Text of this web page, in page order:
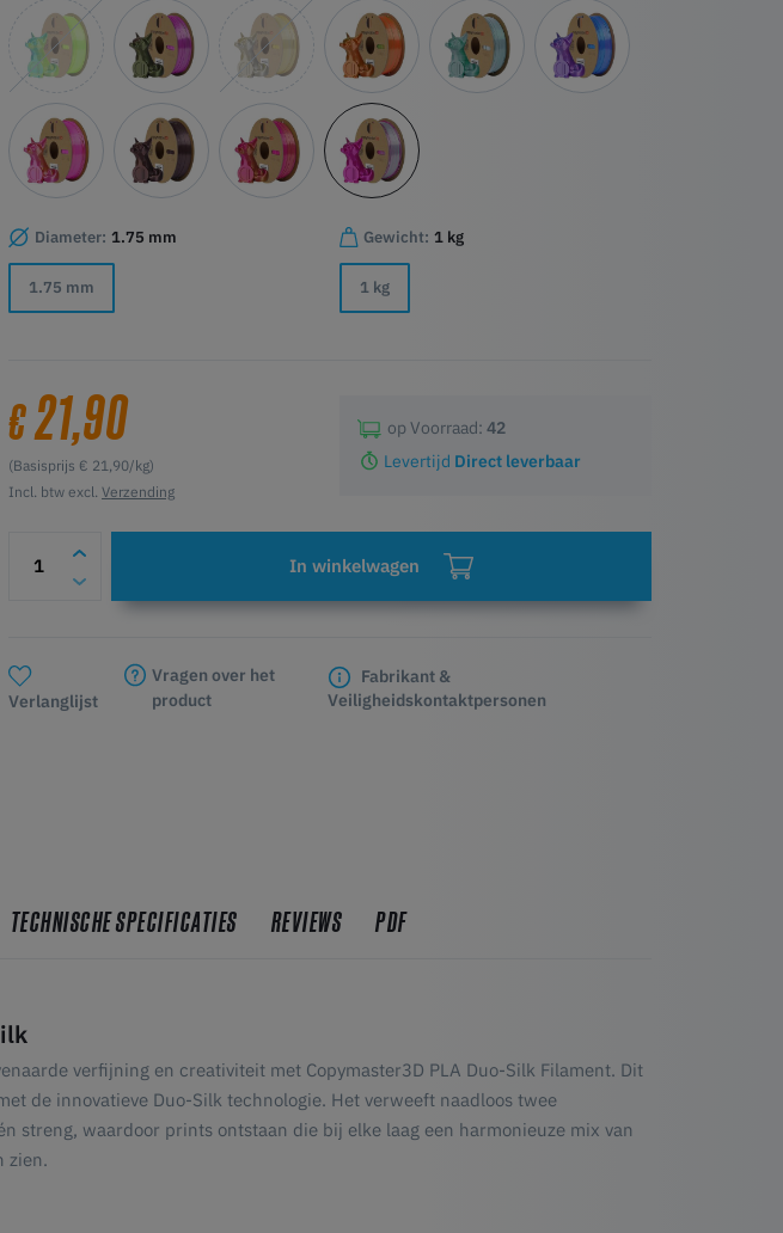
Diameter: 1.75 mm
1.75 mm
Gewicht: 1 kg
1 kg
€21,90
(Basisprijs € 21,90/kg)
Incl. btw excl. Verzending
op Voorraad: 42
Levertijd Direct leverbaar
In winkelwagen
Verlanglijst
Vragen over het
product
Fabrikant &
Veiligheidskontaktpersonen
TECHNISCHE SPECIFICATIES REVIEWS PDF
verfijning en creativiteit met Copymaster3D PLA Duo-Silk Filament. Dit
de innovatieve Duo-Silk technologie. Het verweeft naadloos twee
streng, waardoor prints ontstaan die bij elke laag een harmonieuze mix van
zien.